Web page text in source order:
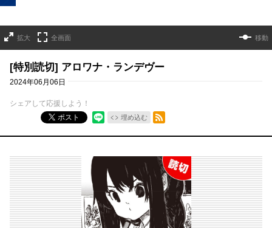
拡大 全画面 移動
[特別読切] アロワナ・ランデヴー
2024年06月06日
シェアして応援しよう！
ポスト
埋め込む
RSSフィード